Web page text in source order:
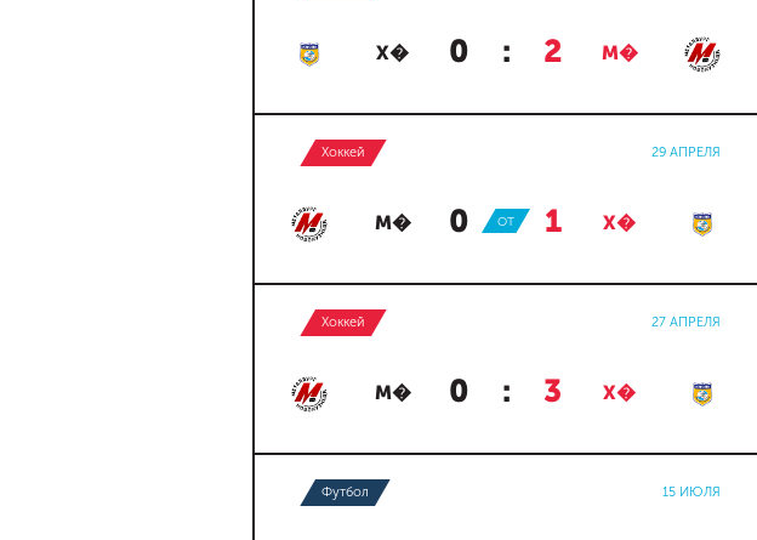
Х� 0 : 2 М�
Хоккей 29 АПРЕЛЯ
М� 0 : 1 Х�
ОТ
Хоккей 27 АПРЕЛЯ
М� 0 : 3 Х�
Футбол 15 ИЮЛЯ